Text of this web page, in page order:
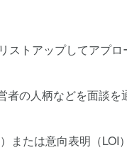
ストアップしてアプロ
者の人柄などを面談を
たは意向表明（LOI）